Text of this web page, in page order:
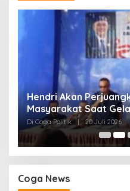
Hendri Akan
Masyarakat Saat
Kelurahan Tanjung
Di Coga Politik 20 Juli 2026
Coga News